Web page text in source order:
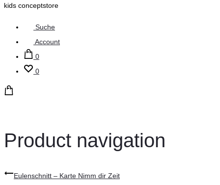
kids conceptstore
Suche
Account
0
0
Product navigation
Eulenschnitt – Karte Nimm dir Zeit